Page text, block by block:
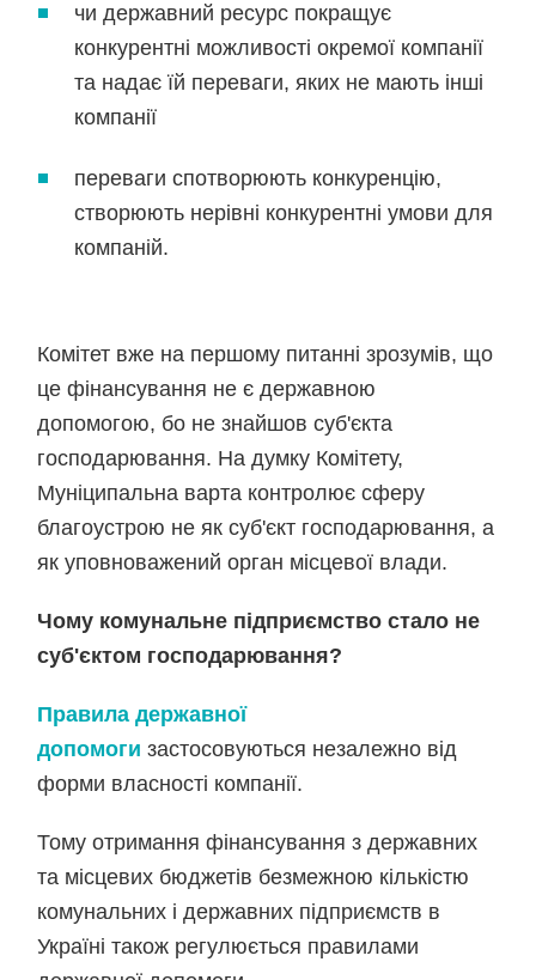
чи державний ресурс покращує
конкурентні можливості окремої компанії
та надає їй переваги, яких не мають інші
компанії
переваги спотворюють конкуренцію,
створюють нерівні конкурентні умови для
компаній.
Комітет вже на першому питанні зрозумів, що
це фінансування не є державною
допомогою, бо не знайшов суб'єкта
господарювання. На думку Комітету,
Муніципальна варта контролює сферу
благоустрою не як суб'єкт господарювання, а
як уповноважений орган місцевої влади.
Чому комунальне підприємство стало не
суб'єктом господарювання?
Правила державної
допомогизастосовуються незалежно від
форми власності компанії.
Тому отримання фінансування з державних
та місцевих бюджетів безмежною кількістю
комунальних і державних підприємств в
Україні також регулюється правилами